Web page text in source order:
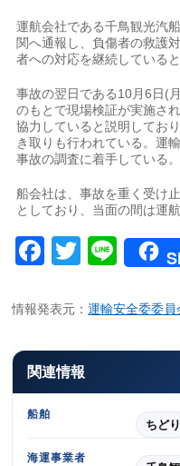
運航会社である千鳥観光汽
関へ通報し、負傷者の救護
者への対応を継続していると
事故の翌日である10月6日(
のもとで現場検証が実施さ
協力していると説明してお
き取りも行われている。運
事故の調査に着手している。
船会社は、事故を重く受け
としており、当面の間は運
Facebook
Twitter
Line
情報発表元：運輸安全委委
関連情報
船舶
ちどり
海運事業者